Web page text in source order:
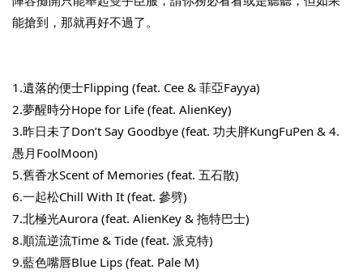
凡購買任一商品即可加購 THT 九週年 唱片墊 (2入一組)
能搶到，那就再好不過了。
1.遺落的便士Flipping (feat. Cee & 菲亞Fayya)
2.夢醒時分Hope for Life (feat. AlienKey)
3.昨日未了Don’t Say Goodbye (feat. 功夫胖KungFuPen & 4.
愚月FoolMoon)
5.舊香水Scent of Memories (feat. 五石散)
6.一起松Chill With It (feat. 參劈)
7.北極光Aurora (feat. AlienKey & 拖特巴士)
8.順流逆流Time & Tide (feat. 派克特)
9.藍色嘴唇Blue Lips (feat. Pale M)